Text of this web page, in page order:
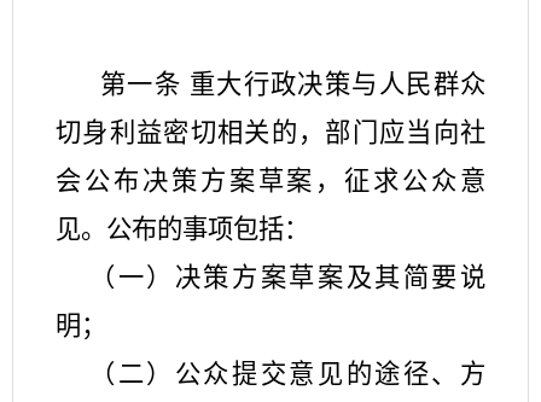
第一条 重大行政决策与人民群众
切身利益密切相关的，部门应当向社
会公布决策方案草案，征求公众意
见。公布的事项包括：
（一）决策方案草案及其简要说
明；
（二）公众提交意见的途径、方